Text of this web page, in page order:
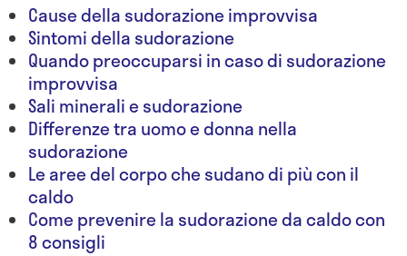
Cause della sudorazione improvvisa
Sintomi della sudorazione
Quando preoccuparsi in caso di sudorazione
improvvisa
Sali minerali e sudorazione
Differenze tra uomo e donna nella
sudorazione
Le aree del corpo che sudano di più con il
caldo
Come prevenire la sudorazione da caldo con
8 consigli